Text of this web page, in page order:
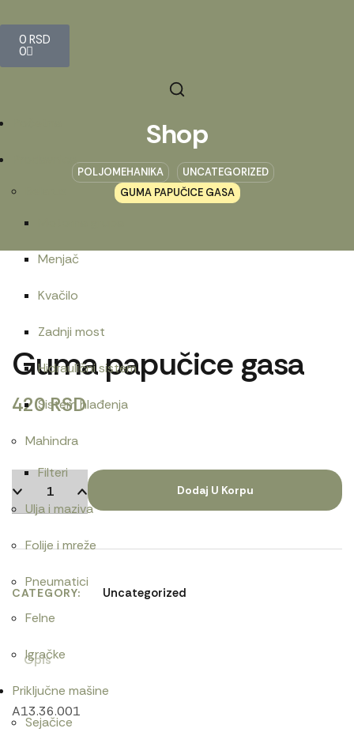
0 RSD
0
Menjač
Kvačilo
Zadnji most
Hidraulični sistem
Sistem hlađenja
Mahindra
Filteri
Ulja i maziva
Folije i mreže
Pneumatici
Felne
Igračke
Priključne mašine
Sejačice
Shop
POLJOMEHANIKA
UNCATEGORIZED
GUMA PAPUČICE GASA
Guma papučice gasa
420RSD
Dodaj U Korpu
CATEGORY Uncategorized
Opis
A13.36.001